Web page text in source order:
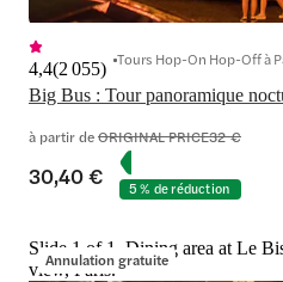
Big Bus : Tour panoramique
4,4(2 055) Tours Hop-On Hop-Off à
à partir deORIGINAL PRICE32 €
30,40 € 5 % de réduction
Annulation gratuite
Slide 1 of 1, Dining area at Le
view, Paris.